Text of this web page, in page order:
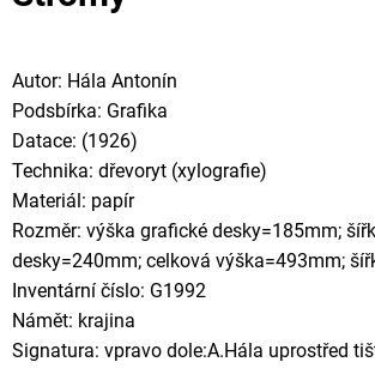
Autor: Hála Antonín
Podsbírka: Grafika
Datace: (1926)
Technika: dřevoryt (xylografie)
Materiál: papír
Rozměr: výška grafické desky=185mm;
desky=240mm; celková výška=493mm;
Inventární číslo: G1992
Námět: krajina
Signatura: vpravo dole:A.Hála uprostřed